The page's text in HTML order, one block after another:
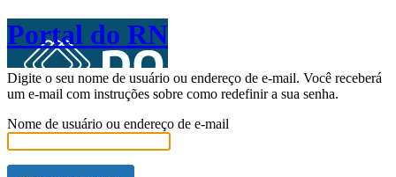
Portal do RN
Digite o seu nome de usuário ou endereço de e-mail. Você receberá
um e-mail com instruções sobre como redefinir a sua senha.
Nome de usuário ou endereço de e-mail